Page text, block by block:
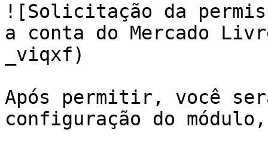
![Solicitação da
a conta do Mercado
_viqxf)
Após permitir, você
configuração do